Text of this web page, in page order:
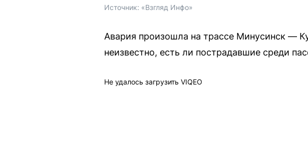
Источник: «Взгляд Инфо»
Авария произошла на трассе Минусинск —
неизвестно, есть ли пострадавшие среди
Не удалось загрузить VIQEO